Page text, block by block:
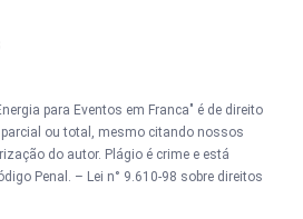
para Eventos em Franca" é de direito
parcial ou total, mesmo citando nossos
do autor. Plágio é crime e está
Penal. – Lei n° 9.610-98 sobre direitos